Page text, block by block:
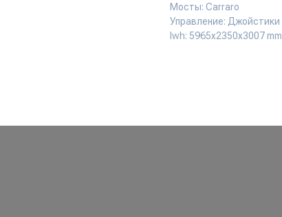
Мосты: Carraro
Управление: Джойстики
lwh: 5965x2350x3007 mm